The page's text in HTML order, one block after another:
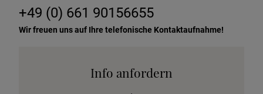
+49 (0) 661 90156655
Wir freuen uns auf Ihre telefonische Kontaktaufnahme!
Info anfordern